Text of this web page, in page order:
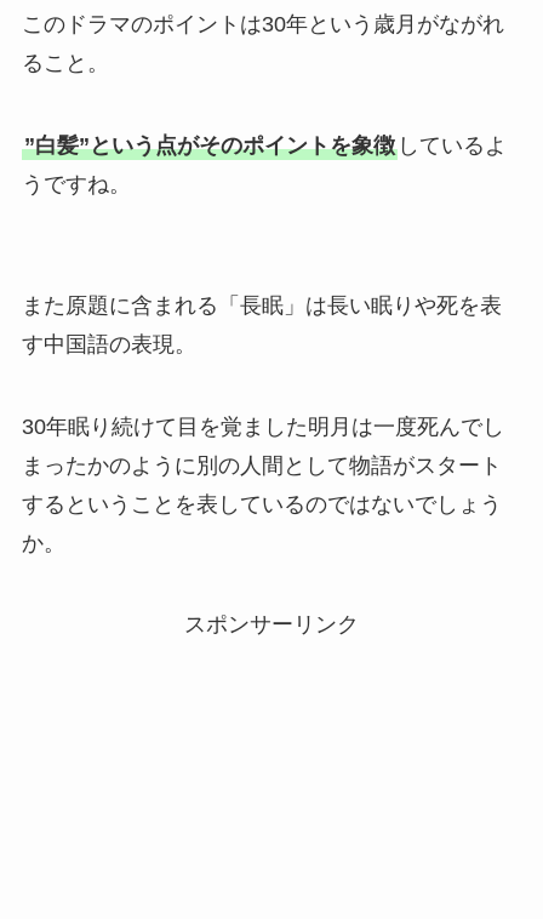
このドラマのポイントは30年という歳月がながれ
ること。
”白髪”という点がそのポイントを象徴しているよ
うですね。
また原題に含まれる「長眠」は長い眠りや死を表
す中国語の表現。
30年眠り続けて目を覚ました明月は一度死んでし
まったかのように別の人間として物語がスタート
するということを表しているのではないでしょう
か。
スポンサーリンク